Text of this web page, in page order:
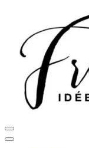
Navigation
menu
Navigation